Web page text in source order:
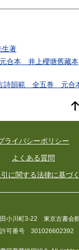
生著
合本 井上櫻塘舊藏本
詩韻範 全五巻 元合
ライバシーポリシー
よくある質問
に関する法律に基づ
小川町3-22 東京古書会
可番号 301026602392